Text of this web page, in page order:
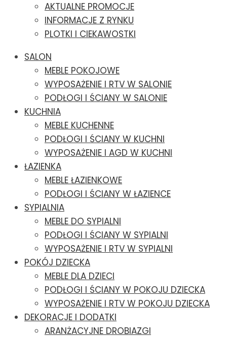
AKTUALNE PROMOCJE
INFORMACJE Z RYNKU
PLOTKI I CIEKAWOSTKI
SALON
MEBLE POKOJOWE
WYPOSAŻENIE I RTV W SALONIE
PODŁOGI I ŚCIANY W SALONIE
KUCHNIA
MEBLE KUCHENNE
PODŁOGI I ŚCIANY W KUCHNI
WYPOSAŻENIE I AGD W KUCHNI
ŁAZIENKA
MEBLE ŁAZIENKOWE
PODŁOGI I ŚCIANY W ŁAZIENCE
SYPIALNIA
MEBLE DO SYPIALNI
PODŁOGI I ŚCIANY W SYPIALNI
WYPOSAŻENIE I RTV W SYPIALNI
POKÓJ DZIECKA
MEBLE DLA DZIECI
PODŁOGI I ŚCIANY W POKOJU DZIECKA
WYPOSAŻENIE I RTV W POKOJU DZIECKA
DEKORACJE I DODATKI
ARANŻACYJNE DROBIAZGI